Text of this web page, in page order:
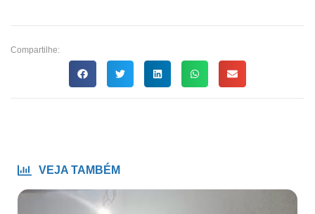
Compartilhe:
VEJA TAMBÉM